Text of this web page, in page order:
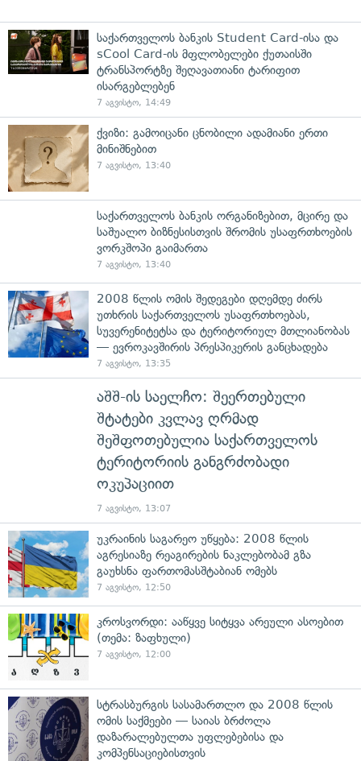
საქართველოს ბანკის Student Card-ისა და
sCool Card-ის მფლობელები ქუთაისში
ტრანსპორტზე შეღავათიანი ტარიფით
ისარგებლებენ
7 აგვისტო, 14:49
ქვიზი: გამოიცანი ცნობილი ადამიანი ერთი
მინიშნებით
7 აგვისტო, 13:40
საქართველოს ბანკის ორგანიზებით, მცირე და
საშუალო ბიზნესისთვის შრომის უსაფრთხოების
ვორკშოპი გაიმართა
7 აგვისტო, 13:40
2008 წლის ომის შედეგები დღემდე ძირს
უთხრის საქართველოს უსაფრთხოებას,
სუვერენიტეტსა და ტერიტორიულ მთლიანობას
— ევროკავშირის პრესპიკერის განცხადება
7 აგვისტო, 13:35
აშშ-ის საელჩო: შეერთებული
შტატები კვლავ ღრმად
შეშფოთებულია საქართველოს
ტერიტორიის განგრძობადი
ოკუპაციით
7 აგვისტო, 13:07
უკრაინის საგარეო უწყება: 2008 წლის
აგრესიაზე რეაგირების ნაკლებობამ გზა
გაუხსნა ფართომასშტაბიან ომებს
7 აგვისტო, 12:50
კროსვორდი: ააწყვე სიტყვა არეული ასოებით
(თემა: ზაფხული)
7 აგვისტო, 12:00
სტრასბურგის სასამართლო და 2008 წლის
ომის საქმეები — საიას ბრძოლა
დაზარალებულთა უფლებებისა და
კომპენსაციებისთვის